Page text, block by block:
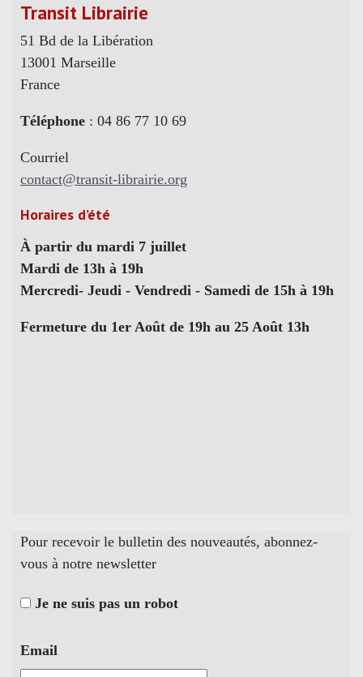
Transit Librairie
51 Bd de la Libération
13001 Marseille
France
Téléphone : 04 86 77 10 69
Courriel
contact@transit-librairie.org
Horaires d’été
À partir du mardi 7 juillet
Mardi de 13h à 19h
Mercredi- Jeudi - Vendredi - Samedi de 15h à 19h
Fermeture du 1er Août de 19h au 25 Août 13h
Pour recevoir le bulletin des nouveautés, abonnez-
vous à notre newsletter
Je ne suis pas un robot
Email